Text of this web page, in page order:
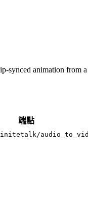
animation
端點